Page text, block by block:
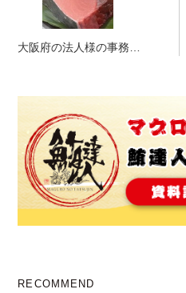
大阪府の法人様の事務所
RECOMMEND